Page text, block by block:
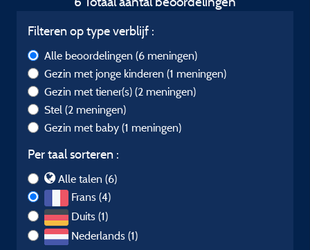
Filteren op type verblijf :
Alle beoordelingen (6 meningen)
Gezin met jonge kinderen (1 meningen)
Gezin met tiener(s) (2 meningen)
Stel (2 meningen)
Gezin met baby (1 meningen)
Per taal sorteren :
Alle talen (6)
Frans (4)
Duits (1)
Nederlands (1)